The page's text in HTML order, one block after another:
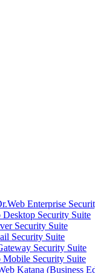
Enterprise
Desktop Security Suite
Security Suite
Security Suite
Security Suite
Mobile Security Suite
Katana (Business